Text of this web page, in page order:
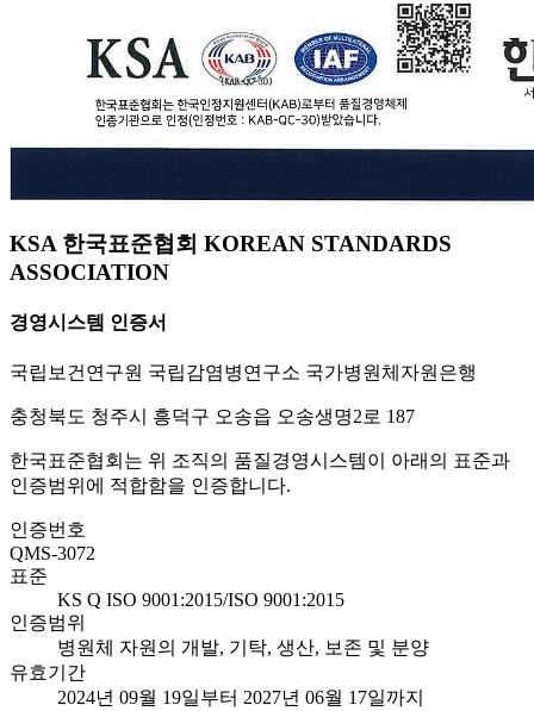
KSA 한국표준협회 KOREAN STANDARDS
ASSOCIATION
경영시스템 인증서
국립보건연구원 국립감염병연구소 국가병원체자원은행
충청북도 청주시 흥덕구 오송읍 오송생명2로 187
한국표준협회는 위 조직의 품질경영시스템이 아래의 표준과
인증범위에 적합함을 인증합니다.
인증번호
QMS-3072
표준
KS Q ISO 9001:2015/ISO 9001:2015
인증범위
병원체 자원의 개발, 기탁, 생산, 보존 및 분양
유효기간
2024년 09월 19일부터 2027년 06월 17일까지